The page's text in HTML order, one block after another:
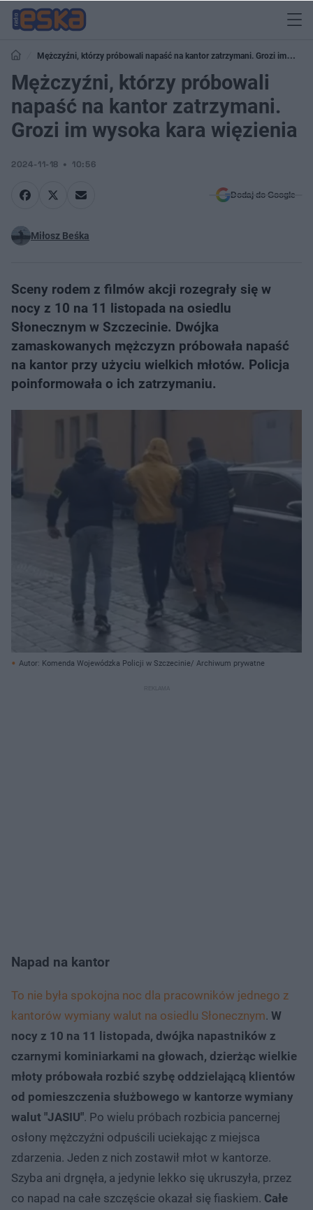
Mężczyźni, którzy próbowali napaść na kantor zatrzymani. Grozi im
wysoka kara więzienia
Mężczyźni, którzy próbowali
napaść na kantor zatrzymani.
Grozi im wysoka kara więzienia
2024-11-18 10:56
Dodaj do Google
Miłosz Beśka
Sceny rodem z filmów akcji rozegrały się w
nocy z 10 na 11 listopada na osiedlu
Słonecznym w Szczecinie. Dwójka
zamaskowanych mężczyzn próbowała napaść
na kantor przy użyciu wielkich młotów. Policja
poinformowała o ich zatrzymaniu.
Autor: Komenda Wojewódzka Policji w Szczecinie/ Archiwum prywatne
Napad na kantor
To nie była spokojna noc dla pracowników jednego z
kantorów wymiany walut na osiedlu Słonecznym. W
nocy z 10 na 11 listopada, dwójka napastników z
czarnymi kominiarkami na głowach, dzierżąc wielkie
młoty próbowała rozbić szybę oddzielającą klientów
od pomieszczenia służbowego w kantorze wymiany
walut "JASIU". Po wielu próbach rozbicia pancernej
osłony mężczyźni odpuścili uciekając z miejsca
zdarzenia. Jeden z nich zostawił młot w kantorze.
Szyba ani drgnęła, a jedynie lekko się ukruszyła, przez
co napad na całe szczęście okazał się fiaskiem. Całe